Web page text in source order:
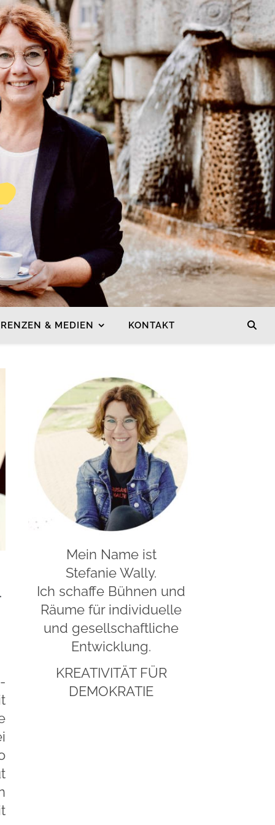
& MEDIEN KONTAKT
Mein Name ist
Stefanie Wally.
Ich schaffe Bühnen und
Räume für individuelle
und gesellschaftliche
Entwicklung.
KREATIVITÄT FÜR
DEMOKRATIE